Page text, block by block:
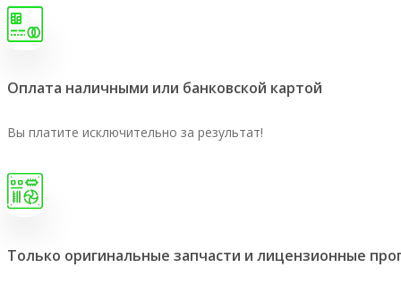
Оплата наличными или банковской картой
Вы платите исключительно за результат!
Только оригинальные запчасти и лицензионные